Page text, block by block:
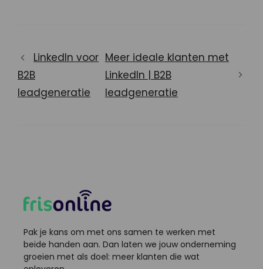
LinkedIn voor
B2B
leadgeneratie
Meer ideale klanten met
LinkedIn | B2B
leadgeneratie
Pak je kans om met ons samen te werken met
beide handen aan. Dan laten we jouw onderneming
groeien met als doel: meer klanten die wat